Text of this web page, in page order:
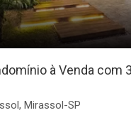
à Venda com
Mirassol-SP